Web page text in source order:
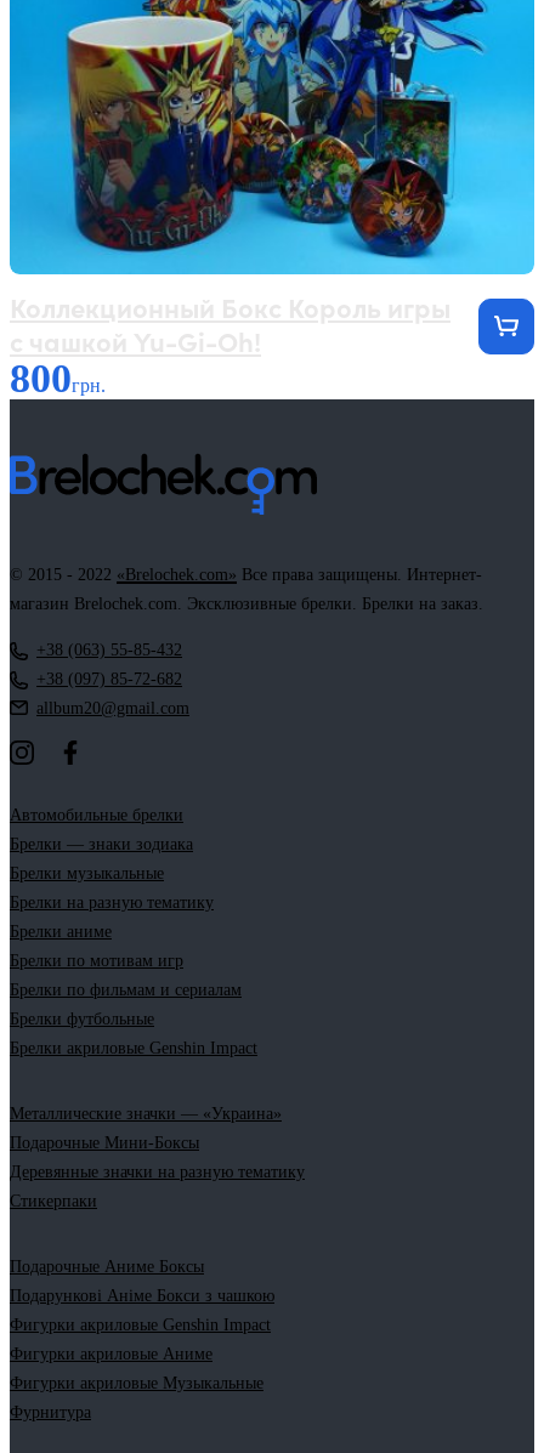
800грн.
© 2015 - 2022 «Brelochek.com» Все права защищены. Интернет-
магазин Brelochek.com. Эксклюзивные брелки. Брелки на заказ.
+38 (063) 55-85-432
+38 (097) 85-72-682
allbum20@gmail.com
Автомобильные брелки
Брелки — знаки зодиака
Брелки музыкальные
Брелки на разную тематику
Брелки аниме
Брелки по мотивам игр
Брелки по фильмам и сериалам
Брелки футбольные
Брелки акриловые Genshin Impact
Металлические значки — «Украина»
Подарочные Мини-Боксы
Деревянные значки на разную тематику
Стикерпаки
Подарочные Аниме Боксы
Подарункові Аніме Бокси з чашкою
Фигурки акриловые Genshin Impact
Фигурки акриловые Аниме
Фигурки акриловые Музыкальные
Фурнитура